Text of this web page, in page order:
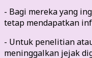
- Bagi mereka yang
tetap mendapatkan
- Untuk penelitian
meninggalkan jejak